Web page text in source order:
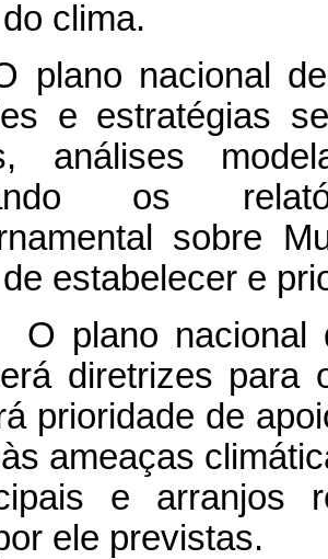
clima.
plano nacional
e estratégias
análises
os
sobre
estabelecer e
O plano nacional
diretrizes
prioridade de
ameaças
e arranjos
ele previstas.